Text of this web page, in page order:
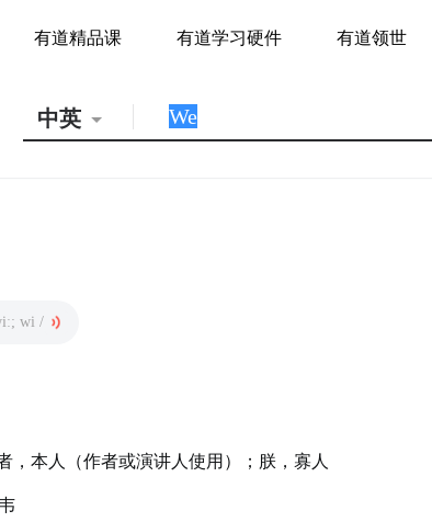
有道精品课 有道学习硬件 有道领世
中英
wi /
，本人（作者或演讲人使用）；朕，寡人